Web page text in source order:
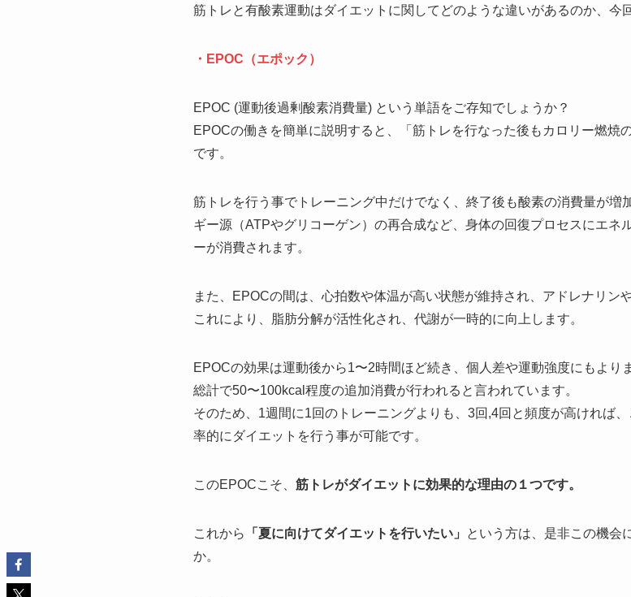
筋トレと有酸素運動はダイエットに関してどのような違いがあるのか、今
・EPOC（エポック）
EPOC (運動後過剰酸素消費量) という単語をご存知でしょうか？
EPOCの働きを簡単に説明すると、「筋トレを行なった後もカロリー燃焼
です。
筋トレを行う事でトレーニング中だけでなく、終了後も酸素の消費量が増
ギー源（ATPやグリコーゲン）の再合成など、身体の回復プロセスにエネ
ーが消費されます。
また、EPOCの間は、心拍数や体温が高い状態が維持され、アドレナリン
これにより、脂肪分解が活性化され、代謝が一時的に向上します。
EPOCの効果は運動後から1〜2時間ほど続き、個人差や運動強度にもより
総計で50〜100kcal程度の追加消費が行われると言われています。
そのため、1週間に1回のトレーニングよりも、3回,4回と頻度が高ければ
率的にダイエットを行う事が可能です。
このEPOCこそ、 筋トレがダイエットに効果的な理由の１つです。
これから 「夏に向けてダイエットを行いたい」
という方は、是非この機会
か。